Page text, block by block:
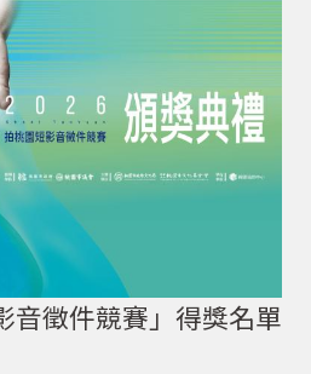
音徵件競賽」得獎名單